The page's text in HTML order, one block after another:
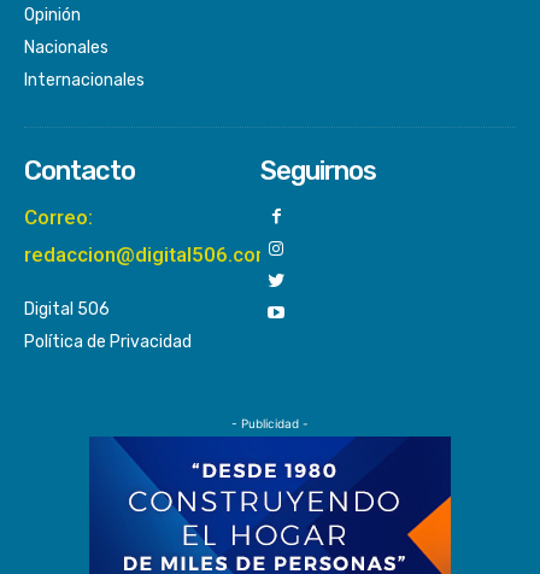
Opinión
Nacionales
Internacionales
Contacto
Correo:
redaccion@digital506.com
Digital 506
Política de Privacidad
Seguirnos
- Publicidad -